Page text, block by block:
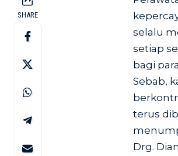
SHARE
selalu
setiap
bagi
Sebab,
terus
Drg.